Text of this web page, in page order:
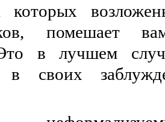
помешает
Это в лучшем
в своих